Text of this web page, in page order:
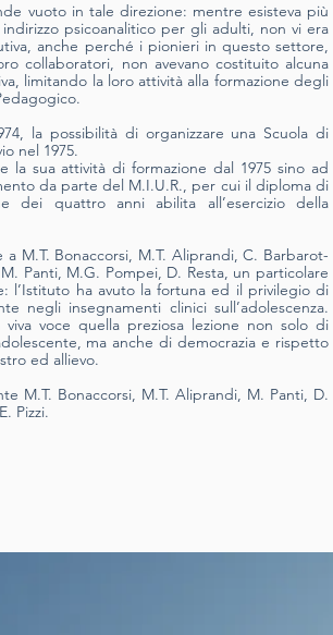
vuoto in tale direzione: mentre esisteva più
psicoanalitico per gli adulti, non vi era
anche perché i pionieri in questo settore,
collaboratori, non avevano costituito alcuna
limitando la loro attività alla formazione degli
la possibilità di organizzare una Scuola di
nel 1975.
la sua attività di formazione dal 1975 sino ad
da parte del M.I.U.R., per cui il diploma di
dei quattro anni abilita all’esercizio della
M.T. Bonaccorsi, M.T. Aliprandi, C. Barbarot­
Panti, M.G. Pompei, D. Resta, un particolare
l’Istituto ha avuto la fortuna ed il privilegio di
negli insegnamenti clinici sull’adolescenza.
voce quella preziosa lezione non solo di
ma anche di demo­crazia e rispetto
ed allievo.
M.T. Bonaccorsi, M.T. Aliprandi, M. Panti, D.
Pizzi.